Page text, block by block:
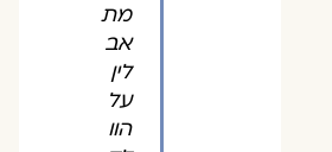
מת
אב
לין
על
הוו